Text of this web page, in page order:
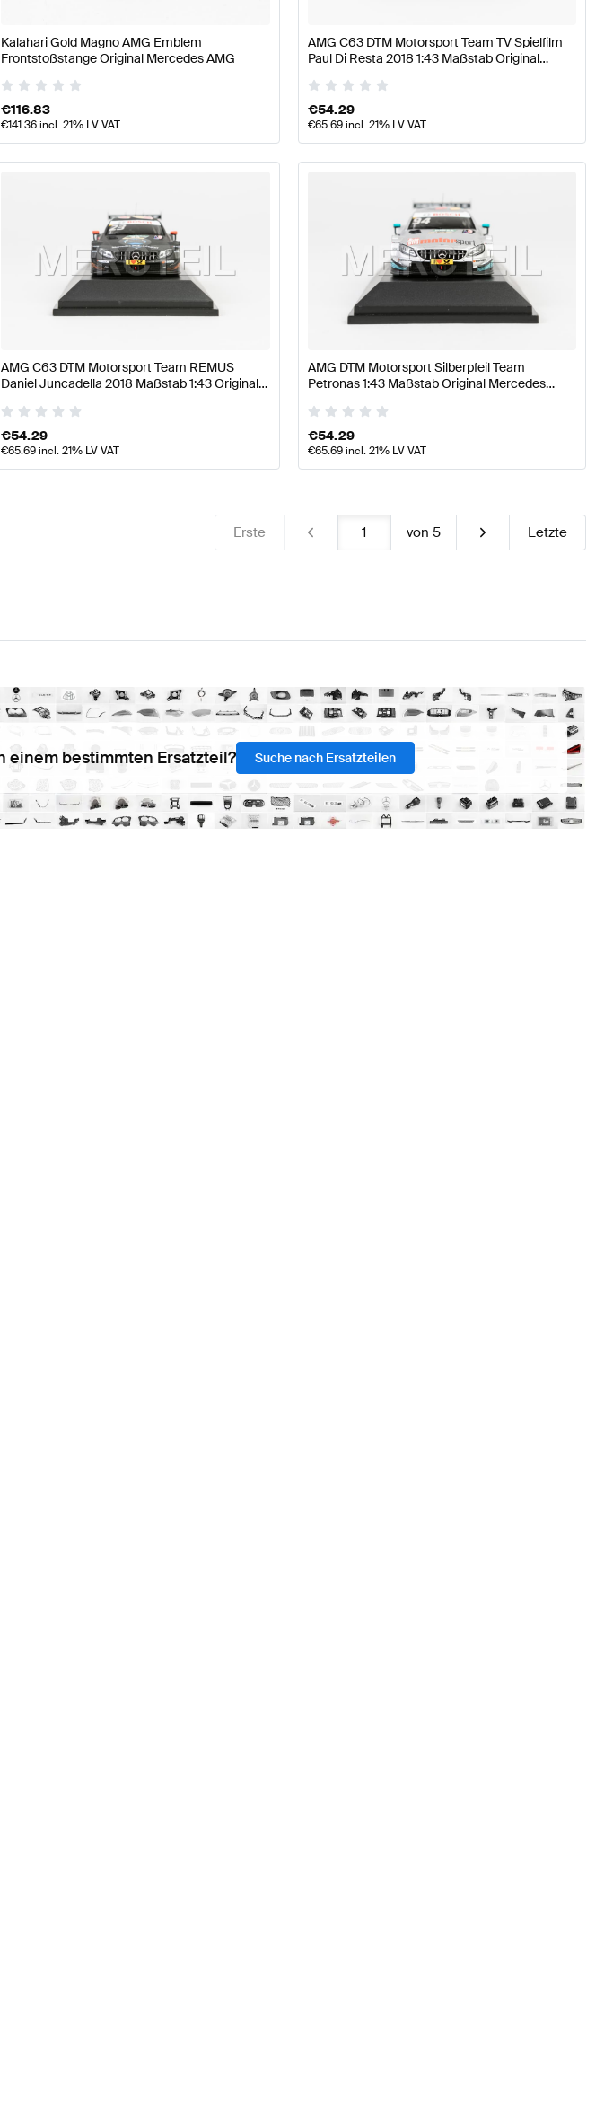
Kalahari Gold Magno AMG Emblem
Frontstoßstange Original Mercedes AMG
€116.83
€141.36incl. 21% LV VAT
AMG C63 DTM Motorsport Team TV Spielfilm
Paul Di Resta 2018 1:43 Maßstab Original
€54.29
€65.69incl. 21% LV VAT
AMG C63 DTM Motorsport Team REMUS
Daniel Juncadella 2018 Maßstab 1:43 Original
€54.29
€65.69incl. 21% LV VAT
AMG DTM Motorsport Silberpfeil Team
Petronas 1:43 Maßstab Original Mercedes
€54.29
€65.69incl. 21% LV VAT
Erste von 5 Letzte
einem bestimmten Ersatzteil? Suche nach Ersatzteilen